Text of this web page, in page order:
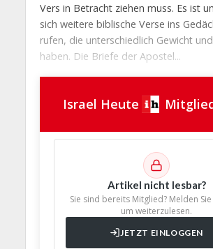
Vers in Betracht ziehen muss. Es ist
sich weitere biblische Verse ins
rufen, die unterschiedlich Gewicht
haben. Die Briefe der Apostel...
Israel Heute
Artikel nicht lesbar?
Sie sind bereits Mitglied? Melden
um weiterzulesen.
JETZT EINLOGGEN